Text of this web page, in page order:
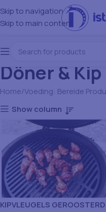
Skip to navigation
Skip to main content
Döner & Kip
Home Voeding: Bereide
Show column
KIPVLEUGELS GEROOSTERD